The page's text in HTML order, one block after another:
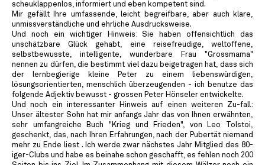
scheuklappenlos, informiert und eben kompetent sind.
Mir gefällt Ihre umfassende, leicht begreifbare, aber auch klare,
unmissverständliche und ehrliche Ausdrucksweise.
Und noch ein wichtiger Hinweis: Sie haben offensichtlich das
unschätzbare Glück gehabt, eine reisefreudige, weltoffene,
selbstbewusste, intelligente, wunderbare Frau "Grossmama"
nennen zu dürfen, die bestimmt viel dazu beigetragen hat, dass sich
der lernbegierige kleine Peter zu einem liebenswürdigen,
lösungsorientierten, menschlich überzeugenden - ich benutze das
folgende Adjektiv bewusst - grossen Peter Hönseler entwickelte.
Und noch ein interessanter Hinweis auf einen weiteren Zu-fall:
Unser ältester Sohn hat mir anfangs Jahr das von Ihnen erwähnten,
sehr umfangreiche Buch "Krieg und Frieden", von Leo Tolstoi,
geschenkt, das, nach Ihren Erfahrungen, nach der Pubertät niemand
mehr zu Ende liest . Ich werde zwar nächstes Jahr Mitglied des 80-
iger-Clubs und habe es beinahe schon geschafft, es fehlen noch 200